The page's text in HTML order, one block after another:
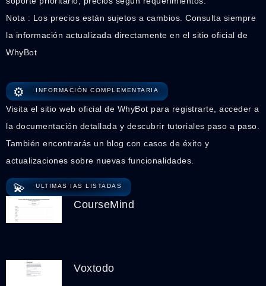
Nota : Los precios están sujetos a cambios. Consulta siempre
la información actualizada directamente en el sitio oficial de
WhyBot
⚙️ INFORMACIÓN COMPLEMENTARIA
Visita el sitio web oficial de WhyBot para registrarte, acceder a
la documentación detallada y descubrir tutoriales paso a paso.
También encontrarás un blog con casos de éxito y
actualizaciones sobre nuevas funcionalidades.
💫 ULTIMAS IAS LISTADAS
CourseMind
Voxtodo